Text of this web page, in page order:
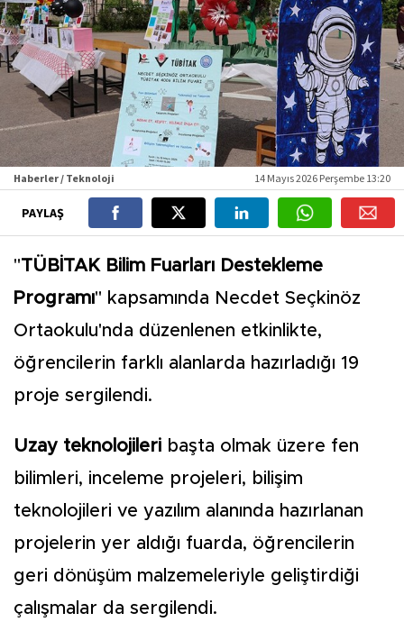
Haberler / Teknoloji 14 Mayıs 2026 Perşembe 13:20
PAYLAŞ
"TÜBİTAK Bilim Fuarları Destekleme
Programı" kapsamında Necdet Seçkinöz
Ortaokulu'nda düzenlenen etkinlikte,
öğrencilerin farklı alanlarda hazırladığı 19
proje sergilendi.
Uzay teknolojileri başta olmak üzere fen
bilimleri, inceleme projeleri, bilişim
teknolojileri ve yazılım alanında hazırlanan
projelerin yer aldığı fuarda, öğrencilerin
geri dönüşüm malzemeleriyle geliştirdiği
çalışmalar da sergilendi.